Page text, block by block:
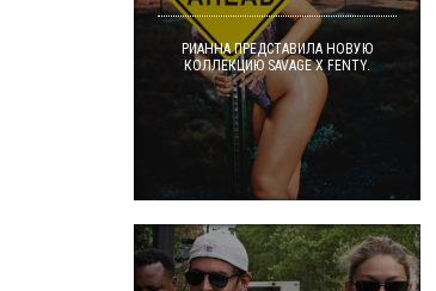
РИАННА ПРЕДСТАВИЛА НОВУЮ
КОЛЛЕКЦИЮ SAVAGE X FENTY.